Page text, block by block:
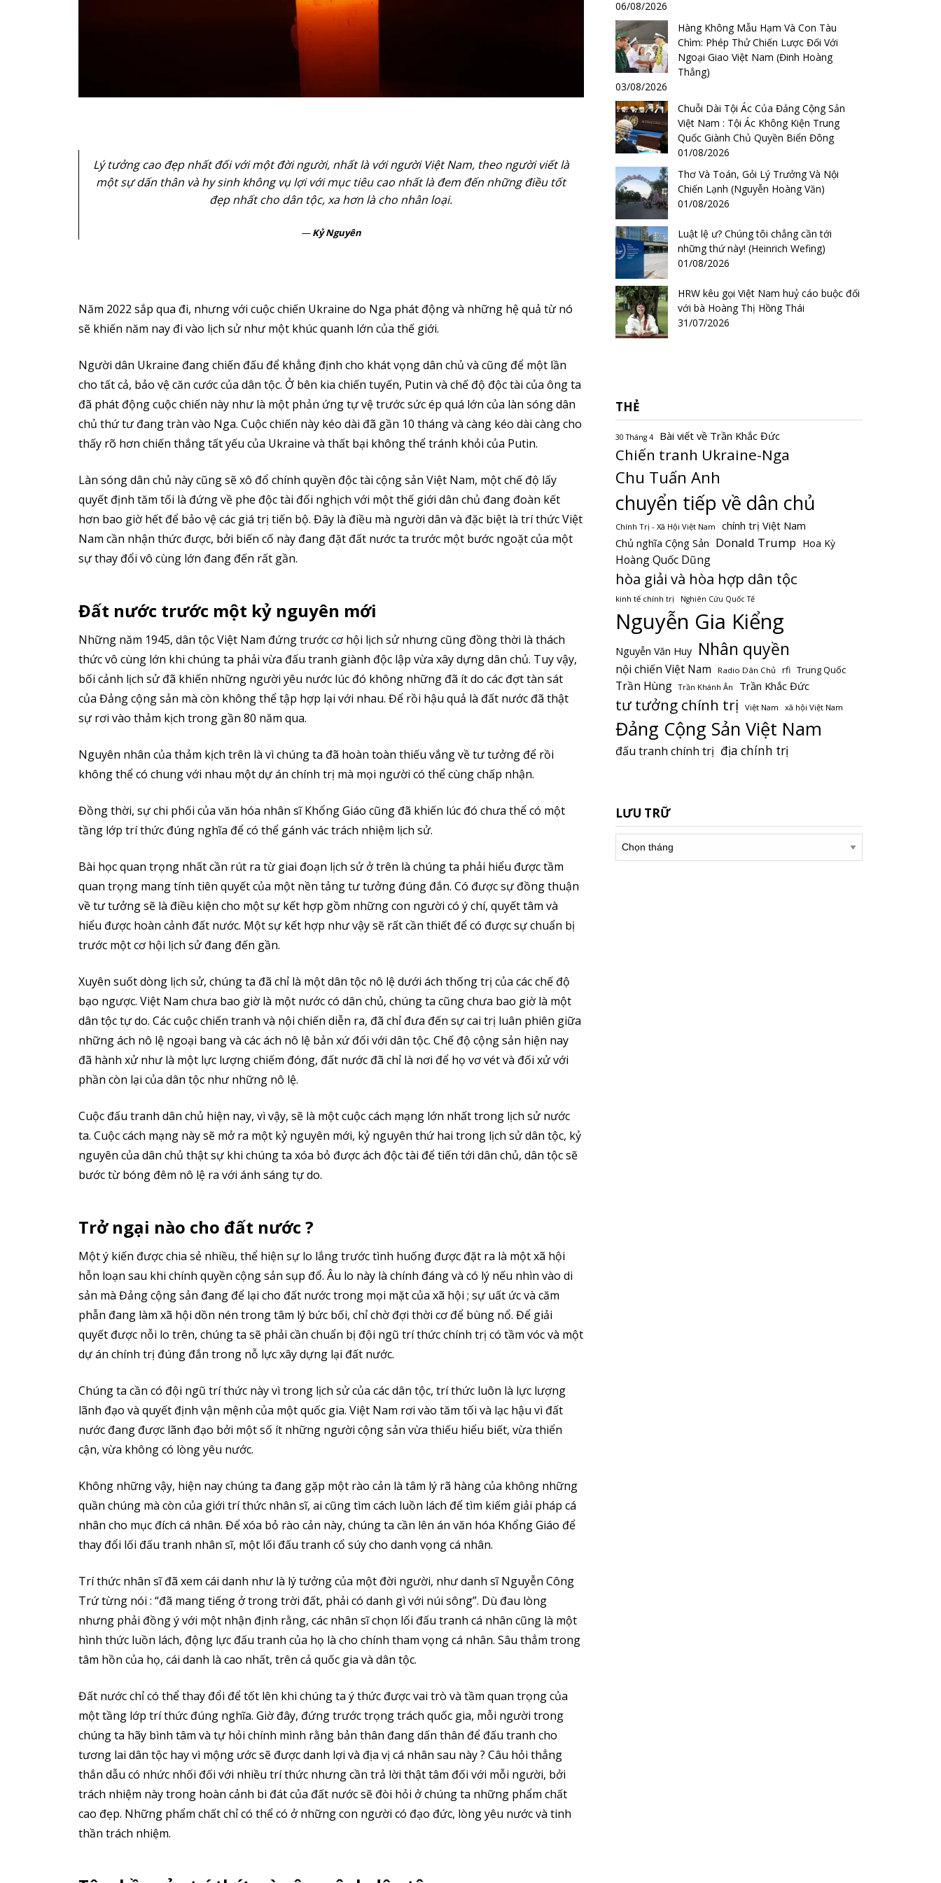
Lý tưởng cao đẹp nhất đối với một đời người, nhất là với người Việt Nam, theo người viết là
một sự dấn thân và hy sinh không vụ lợi với mục tiêu cao nhất là đem đến những điều tốt
đẹp nhất cho dân tộc, xa hơn là cho nhân loại.
Kỷ Nguyên
Năm 2022 sắp qua đi, nhưng với cuộc chiến Ukraine do Nga phát động và những hệ quả từ nó
sẽ khiến năm nay đi vào lịch sử như một khúc quanh lớn của thế giới.
Người dân Ukraine đang chiến đấu để khẳng định cho khát vọng dân chủ và cũng để một lần
cho tất cả, bảo vệ căn cước của dân tộc. Ở bên kia chiến tuyến, Putin và chế độ độc tài của ông ta
đã phát động cuộc chiến này như là một phản ứng tự vệ trước sức ép quá lớn của làn sóng dân
chủ thứ tư đang tràn vào Nga. Cuộc chiến này kéo dài đã gần 10 tháng và càng kéo dài càng cho
thấy rõ hơn chiến thắng tất yếu của Ukraine và thất bại không thể tránh khỏi của Putin.
Làn sóng dân chủ này cũng sẽ xô đổ chính quyền độc tài cộng sản Việt Nam, một chế độ lấy
quyết định tăm tối là đứng về phe độc tài đối nghịch với một thế giới dân chủ đang đoàn kết
hơn bao giờ hết để bảo vệ các giá trị tiến bộ. Đây là điều mà người dân và đặc biệt là trí thức Việt
Nam cần nhận thức được, bởi biến cố này đang đặt đất nước ta trước một bước ngoặt của một
sự thay đổi vô cùng lớn đang đến rất gần.
Đất nước trước một kỷ nguyên mới
Những năm 1945, dân tộc Việt Nam đứng trước cơ hội lịch sử nhưng cũng đồng thời là thách
thức vô cùng lớn khi chúng ta phải vừa đấu tranh giành độc lập vừa xây dựng dân chủ. Tuy vậy,
bối cảnh lịch sử đã khiến những người yêu nước lúc đó không những đã ít do các đợt tàn sát
của Đảng cộng sản mà còn không thể tập hợp lại với nhau. Để rồi hậu quả là đất nước đã thật
sự rơi vào thảm kịch trong gần 80 năm qua.
Nguyên nhân của thảm kịch trên là vì chúng ta đã hoàn toàn thiếu vắng về tư tưởng để rồi
không thể có chung với nhau một dự án chính trị mà mọi người có thể cùng chấp nhận.
Đồng thời, sự chi phối của văn hóa nhân sĩ Khổng Giáo cũng đã khiến lúc đó chưa thể có một
tầng lớp trí thức đúng nghĩa để có thể gánh vác trách nhiệm lịch sử.
Bài học quan trọng nhất cần rút ra từ giai đoạn lịch sử ở trên là chúng ta phải hiểu được tầm
quan trọng mang tính tiên quyết của một nền tảng tư tưởng đúng đắn. Có được sự đồng thuận
về tư tưởng sẽ là điều kiện cho một sự kết hợp gồm những con người có ý chí, quyết tâm và
hiểu được hoàn cảnh đất nước. Một sự kết hợp như vậy sẽ rất cần thiết để có được sự chuẩn bị
trước một cơ hội lịch sử đang đến gần.
Xuyên suốt dòng lịch sử, chúng ta đã chỉ là một dân tộc nô lệ dưới ách thống trị của các chế độ
bạo ngược. Việt Nam chưa bao giờ là một nước có dân chủ, chúng ta cũng chưa bao giờ là một
dân tộc tự do. Các cuộc chiến tranh và nội chiến diễn ra, đã chỉ đưa đến sự cai trị luân phiên giữa
những ách nô lệ ngoại bang và các ách nô lệ bản xứ đối với dân tộc. Chế độ cộng sản hiện nay
đã hành xử như là một lực lượng chiếm đóng, đất nước đã chỉ là nơi để họ vơ vét và đối xử với
phần còn lại của dân tộc như những nô lệ.
Cuộc đấu tranh dân chủ hiện nay, vì vậy, sẽ là một cuộc cách mạng lớn nhất trong lịch sử nước
ta. Cuộc cách mạng này sẽ mở ra một kỷ nguyên mới, kỷ nguyên thứ hai trong lịch sử dân tộc, kỷ
nguyên của dân chủ thật sự khi chúng ta xóa bỏ được ách độc tài để tiến tới dân chủ, dân tộc sẽ
bước từ bóng đêm nô lệ ra với ánh sáng tự do.
Trở ngại nào cho đất nước ?
Một ý kiến được chia sẻ nhiều, thể hiện sự lo lắng trước tình huống được đặt ra là một xã hội
hỗn loạn sau khi chính quyền cộng sản sụp đổ. Âu lo này là chính đáng và có lý nếu nhìn vào di
sản mà Đảng cộng sản đang để lại cho đất nước trong mọi mặt của xã hội ; sự uất ức và căm
phẫn đang làm xã hội dồn nén trong tâm lý bức bối, chỉ chờ đợi thời cơ để bùng nổ. Để giải
quyết được nỗi lo trên, chúng ta sẽ phải cần chuẩn bị đội ngũ trí thức chính trị có tầm vóc và một
dự án chính trị đúng đắn trong nỗ lực xây dựng lại đất nước.
Chúng ta cần có đội ngũ trí thức này vì trong lịch sử của các dân tộc, trí thức luôn là lực lượng
lãnh đạo và quyết định vận mệnh của một quốc gia. Việt Nam rơi vào tăm tối và lạc hậu vì đất
nước đang được lãnh đạo bởi một số ít những người cộng sản vừa thiếu hiểu biết, vừa thiển
cận, vừa không có lòng yêu nước.
Không những vậy, hiện nay chúng ta đang gặp một rào cản là tâm lý rã hàng của không những
quần chúng mà còn của giới trí thức nhân sĩ, ai cũng tìm cách luồn lách để tìm kiếm giải pháp cá
nhân cho mục đích cá nhân. Để xóa bỏ rào cản này, chúng ta cần lên án văn hóa Khổng Giáo để
thay đổi lối đấu tranh nhân sĩ, một lối đấu tranh cổ súy cho danh vọng cá nhân.
Trí thức nhân sĩ đã xem cái danh như là lý tưởng của một đời người, như danh sĩ Nguyễn Công
Trứ từng nói : “đã mang tiếng ở trong trời đất, phải có danh gì với núi sông”. Dù đau lòng
nhưng phải đồng ý với một nhận định rằng, các nhân sĩ chọn lối đấu tranh cá nhân cũng là một
hình thức luồn lách, động lực đấu tranh của họ là cho chính tham vọng cá nhân. Sâu thẳm trong
tâm hồn của họ, cái danh là cao nhất, trên cả quốc gia và dân tộc.
Đất nước chỉ có thể thay đổi để tốt lên khi chúng ta ý thức được vai trò và tầm quan trọng của
một tầng lớp trí thức đúng nghĩa. Giờ đây, đứng trước trọng trách quốc gia, mỗi người trong
chúng ta hãy bình tâm và tự hỏi chính mình rằng bản thân đang dấn thân để đấu tranh cho
tương lai dân tộc hay vì mộng ước sẽ được danh lợi và địa vị cá nhân sau này ? Câu hỏi thẳng
thắn dẫu có nhức nhối đối với nhiều trí thức nhưng cần trả lời thật tâm đối với mỗi người, bởi
trách nhiệm này trong hoàn cảnh bi đát của đất nước sẽ đòi hỏi ở chúng ta những phẩm chất
cao đẹp. Những phẩm chất chỉ có thể có ở những con người có đạo đức, lòng yêu nước và tinh
thần trách nhiệm.
06/08/2026
Hàng Không Mẫu Hạm Và Con Tàu
Chìm: Phép Thử Chiến Lược Đối Với
Ngoại Giao Việt Nam (Đinh Hoàng
Thắng)
03/08/2026
Chuỗi Dài Tội Ác Của Đảng Cộng Sản
Việt Nam : Tội Ác Không Kiện Trung
Quốc Giành Chủ Quyền Biển Đông
01/08/2026
Thơ Và Toán, Gỏi Lý Trưởng Và Nội
Chiến Lạnh (Nguyễn Hoàng Văn)
01/08/2026
Luật lệ ư? Chúng tôi chẳng cần tới
những thứ này! (Heinrich Wefing)
01/08/2026
HRW kêu gọi Việt Nam huỷ cáo buộc đối
với bà Hoàng Thị Hồng Thái
31/07/2026
THẺ
30 Tháng 4 Bài viết về Trần Khắc Đức
Chiến tranh Ukraine-Nga
Chu Tuấn Anh
chuyển tiếp về dân chủ
Chính Trị - Xã Hội Việt Nam chính trị Việt Nam
Chủ nghĩa Cộng Sản Donald Trump Hoa Kỳ
Hoàng Quốc Dũng
hòa giải và hòa hợp dân tộc
kinh tế chính trị Nghiên Cứu Quốc Tế
Nguyễn Gia Kiểng
Nguyễn Văn Huy Nhân quyền
nội chiến Việt Nam Radio Dân Chủ rfi Trung Quốc
Trần Hùng Trần Khánh Ân Trần Khắc Đức
tư tưởng chính trị Việt Nam xã hội Việt Nam
Đảng Cộng Sản Việt Nam
đấu tranh chính trị địa chính trị
LƯU TRỮ
Lưu
trữ